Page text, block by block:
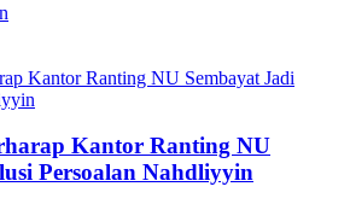
Kantor Ranting NU
Persoalan Nahdliyyin